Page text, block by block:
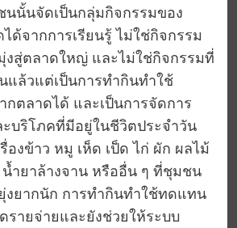
นนั้นจัดเป็นกลุ่มกิจกรรมของ
จากการเรียนรู้ ไม่ใช่กิจกรรม
งสู่ตลาดใหญ่ และไม่ใช่กิจกรรมที่
แล้วแต่เป็นการทำกินทำใช้
ตลาดได้ และเป็นการจัดการ
บริโภคที่มีอยู่ในชีวิตประจำวัน
องข้าว หมู เห็ด เป็ด ไก่ ผัก ผลไม้
ำยาล้างจาน หรืออื่น ๆ ที่ชุมชน
งยากนัก การทำกินทำใช้ทดแทน
รายจ่ายและยังช่วยให้ระบบ